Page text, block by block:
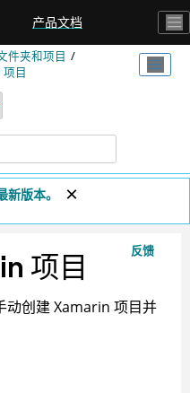
产品文档
件夹和项目
目
新版本。
反馈
项目
动创建 Xamarin 项目并